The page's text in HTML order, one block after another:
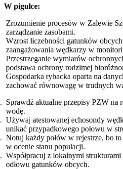
W pigułce:
Zrozumienie procesów w Zalewie
zarządzanie zasobami.
Wzrost liczebności gatunków
zaangażowania wędkarzy w
Przestrzeganie wymiarów
podstawa ochrony rodzimej
Gospodarka rybacka oparta na
zachować równowagę w trudnych
Sprawdź aktualne przepisy PZW na
wodę.
Używaj atestowanej echosondy
unikać przypadkowego połowu w
Notuj każdy połów w rejestrze, bo
w ocenie stanu populacji.
Współpracuj z lokalnymi strukturami
odłowu gatunków obcych.